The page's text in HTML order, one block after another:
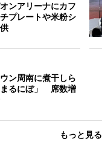
ンアリーナにカフ
プレートや米粉シ
ン周南に煮干しら
るにぼ」 席数増
もっと見る